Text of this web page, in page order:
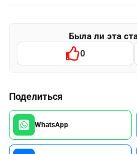
Была ли эта
0
Поделиться
WhatsApp